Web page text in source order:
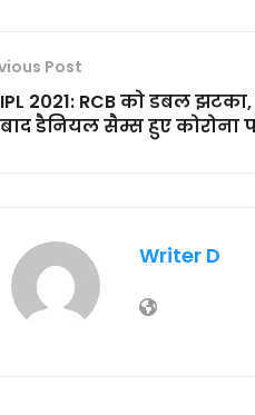
Post
IPL 2021: RCB को डबल
बाद डैनियल सैम्स हुए कोरोना
Writer D